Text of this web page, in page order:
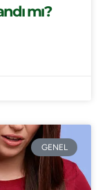
mı?
GENEL